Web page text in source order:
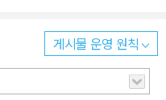
해 대중을 동원하며 현재의 탈
고, 이것이 미래 세계질서에
서구 사회에서 역사적으로
에서는 온전히 적용되기 어렵
게시물 운영 원칙